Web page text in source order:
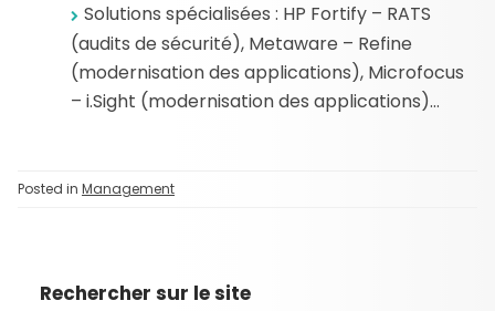
Solutions spécialisées : HP Fortify – RATS
(audits de sécurité), Metaware – Refine
(modernisation des applications), Microfocus
– i.Sight (modernisation des applications)…
Posted in Management
Rechercher sur le site